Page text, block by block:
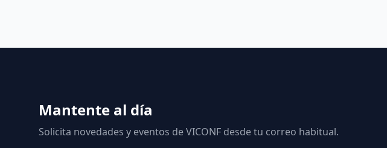
Mantente al día
Solicita novedades y eventos de VICONF desde tu correo habitual.